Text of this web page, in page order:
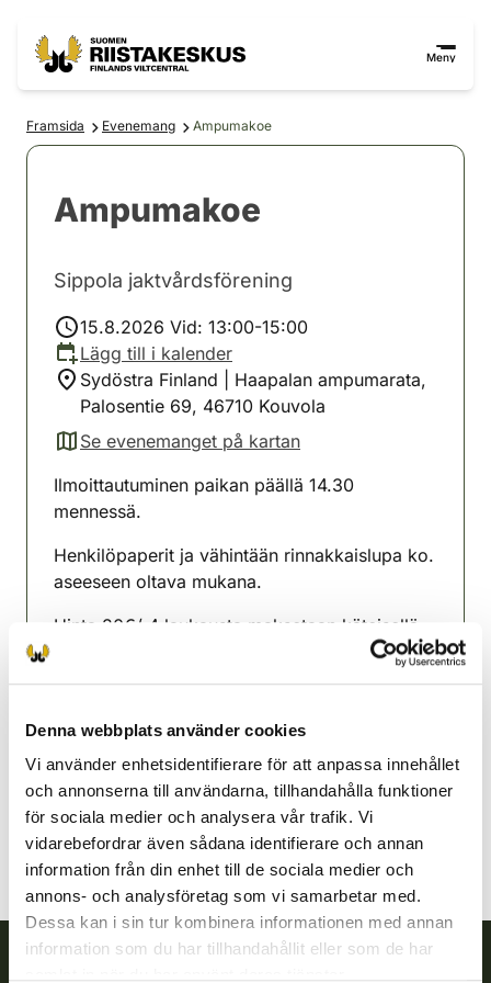
Denna webbplats använder cookies
Vi använder enhetsidentifierare för att anpassa innehållet
och annonserna till användarna, tillhandahålla funktioner
för sociala medier och analysera vår trafik. Vi
vidarebefordrar även sådana identifierare och annan
information från din enhet till de sociala medier och
annons- och analysföretag som vi samarbetar med.
Dessa kan i sin tur kombinera informationen med annan
information som du har tillhandahållit eller som de har
Meny
Framsida Evenemang Ampumakoe
Ampumakoe
Sippola jaktvårdsförening
15.8.2026 Vid: 13:00-15:00
Lägg till i kalender
Sydöstra Finland | Haapalan ampumarata,
Palosentie 69, 46710 Kouvola
Se evenemanget på kartan
(avautuu uuteen välilehteen)
Ilmoittautuminen paikan päällä 14.30
mennessä.
Henkilöpaperit ja vähintään rinnakkaislupa ko.
aseeseen oltava mukana.
Hinta 20€/ 4 laukausta maksetaan käteisellä
Sydöstra Finland
050 577 1019
sippola@rhy.riista.fi